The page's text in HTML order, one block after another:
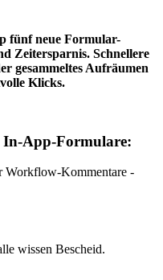
fünf neue Formular-
Zeitersparnis. Schnellere
gesammeltes Aufräumen
Klicks.
In-App-Formulare:
wissen Bescheid.